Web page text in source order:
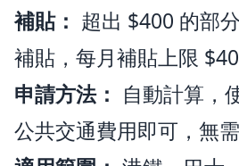
補貼： 超出 $400 的部
補貼，每月補貼上限
申請方法： 自動計算，
公共交通費用即可，無